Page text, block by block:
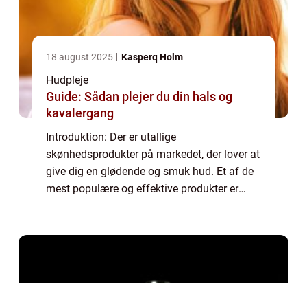
18 august 2025 Kasperq Holm
Hudpleje
Guide: Sådan plejer du din hals og
kavalergang
Introduktion: Der er utallige
skønhedsprodukter på markedet, der lover at
give dig en glødende og smuk hud. Et af de
mest populære og effektive produkter er